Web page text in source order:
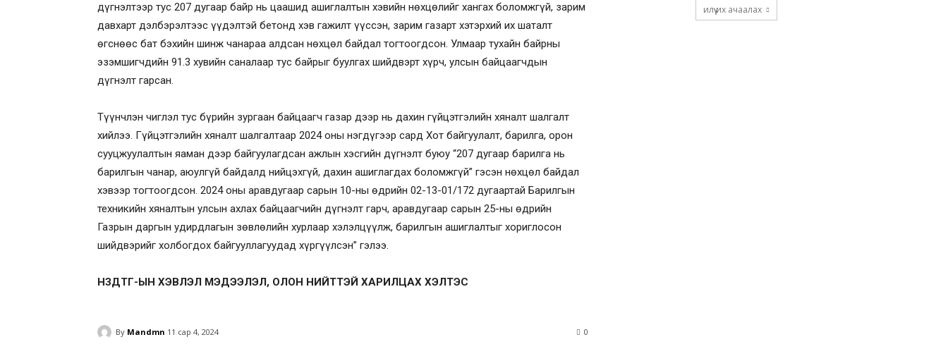
дүгнэлтээр тус 207 дугаар байр нь цаашид ашиглалтын хэвийн нөхцөлийг хангах боломжгүй, зарим
давхарт дэлбэрэлтээс үүдэлтэй бетонд хэв гажилт үүссэн, зарим газарт хэтэрхий их шаталт
өгснөөс бат бэхийн шинж чанараа алдсан нөхцөл байдал тогтоогдсон. Улмаар тухайн байрны
эзэмшигчдийн 91.3 хувийн саналаар тус байрыг буулгах шийдвэрт хүрч, улсын байцаагчдын
дүгнэлт гарсан.
Түүнчлэн чиглэл тус бүрийн зургаан байцаагч газар дээр нь дахин гүйцэтгэлийн хяналт шалгалт
хийлээ. Гүйцэтгэлийн хяналт шалгалтаар 2024 оны нэгдүгээр сард Хот байгуулалт, барилга, орон
сууцжуулалтын яаман дээр байгуулагдсан ажлын хэсгийн дүгнэлт буюу “207 дугаар барилга нь
барилгын чанар, аюулгүй байдалд нийцэхгүй, дахин ашиглагдах боломжгүй” гэсэн нөхцөл байдал
хэвээр тогтоогдсон. 2024 оны аравдугаар сарын 10-ны өдрийн 02-13-01/172 дугаартай Барилгын
техникийн хяналтын улсын ахлах байцаагчийн дүгнэлт гарч, аравдугаар сарын 25-ны өдрийн
Газрын даргын удирдлагын зөвлөлийн хурлаар хэлэлцүүлж, барилгын ашиглалтыг хориглосон
шийдвэрийг холбогдох байгууллагуудад хүргүүлсэн” гэлээ.
НЗДТГ-ЫН ХЭВЛЭЛ МЭДЭЭЛЭЛ, ОЛОН НИЙТТЭЙ ХАРИЛЦАХ ХЭЛТЭС
By Mandmn 11 сар 4, 2024 0
илүү их ачаалах